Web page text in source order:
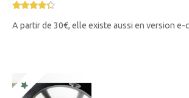
A partir de 30€, elle existe aussi en version e-